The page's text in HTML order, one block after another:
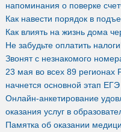
напоминания о поверке
Как навести порядок в
Как влиять на жизнь дома
Не забудьте оплатить
Звонят с незнакомого
23 мая во всех 89 регионах
начнется основной этап ЕГЭ
Онлайн-анкетирование
оказания услуг в
Памятка об оказании